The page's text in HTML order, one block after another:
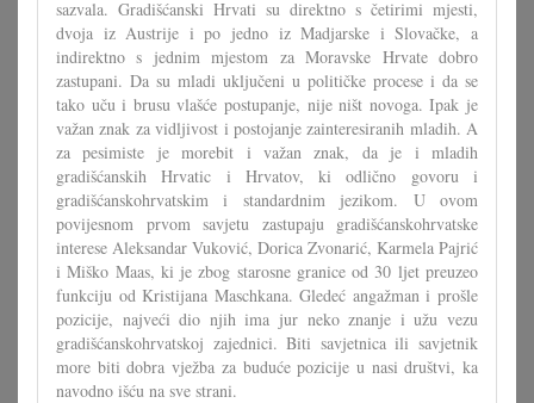
sazvala. Gradišćanski Hrvati su direktno s četirimi mjesti,
dvoja iz Austrije i po jedno iz Madjarske i Slovačke, a
indirektno s jednim mjestom za Moravske Hrvate dobro
zastupani. Da su mladi uključeni u političke procese i da se
tako uču i brusu vlašće postupanje, nije ništ novoga. Ipak je
važan znak za vidljivost i postojanje zainteresiranih mladih. A
za pesimiste je morebit i važan znak, da je i mladih
gradišćanskih Hrvatic i Hrvatov, ki odlično govoru i
gradišćanskohrvatskim i standardnim jezikom. U ovom
povijesnom prvom savjetu zastupaju gradišćanskohrvatske
interese Aleksandar Vuković, Dorica Zvonarić, Karmela Pajrić
i Miško Maas, ki je zbog starosne granice od 30 ljet preuzeo
funkciju od Kristijana Maschkana. Gledeć angažman i prošle
pozicije, najveći dio njih ima jur neko znanje i užu vezu
gradišćanskohrvatskoj zajednici. Biti savjetnica ili savjetnik
more biti dobra vježba za buduće pozicije u nasi društvi, ka
navodno išću na sve strani.